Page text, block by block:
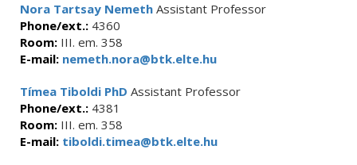
Nora Tartsay Nemeth Assistant Professor
Phone/ext.: 4360
Room: III. em. 358
E-mail: nemeth.nora@btk.elte.hu
Tímea Tiboldi PhD Assistant Professor
Phone/ext.: 4381
Room: III. em. 358
E-mail: tiboldi.timea@btk.elte.hu